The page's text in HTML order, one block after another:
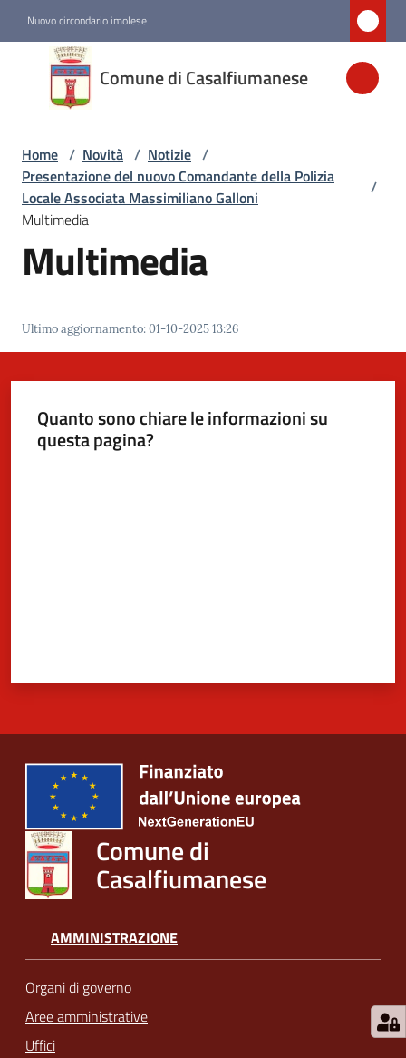
Nuovo circondario imolese
Comune di Casalfiumanese
Comune di
Casalfiumanese
Amministrazione
Novità
Vivere
Casalfiumanese
Home / Novità / Notizie /
Presentazione del nuovo Comandante della Polizia
Locale Associata Massimiliano Galloni
/
Multimedia
Multimedia
Ultimo aggiornamento:01-10-2025 13:26
Quanto sono chiare le informazioni su
questa pagina?
Comune di
Casalfiumanese
AMMINISTRAZIONE
Organi di governo
Aree amministrative
Uffici